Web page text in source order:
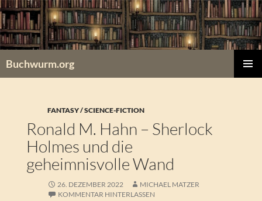
Zum
Inhalt
springen
Buchwurm.org
FANTASY / SCIENCE-FICTION
Ronald M. Hahn – Sherlock
Holmes und die
geheimnisvolle Wand
26. DEZEMBER 2022
MICHAEL MATZER
KOMMENTAR HINTERLASSEN